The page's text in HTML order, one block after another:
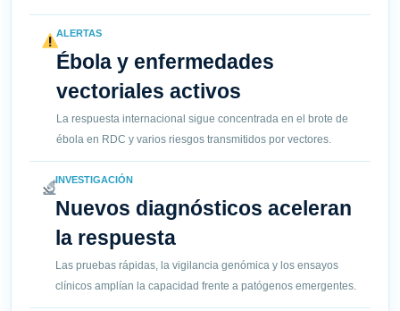
ALERTAS
Ébola y enfermedades
vectoriales activos
La respuesta internacional sigue concentrada en el brote de
ébola en RDC y varios riesgos transmitidos por vectores.
INVESTIGACIÓN
Nuevos diagnósticos aceleran
la respuesta
Las pruebas rápidas, la vigilancia genómica y los ensayos
clínicos amplían la capacidad frente a patógenos emergentes.